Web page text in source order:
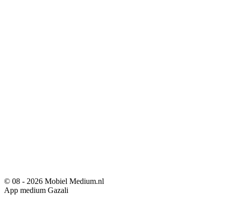
© 08 - 2026 Mobiel Medium.nl
App medium Gazali